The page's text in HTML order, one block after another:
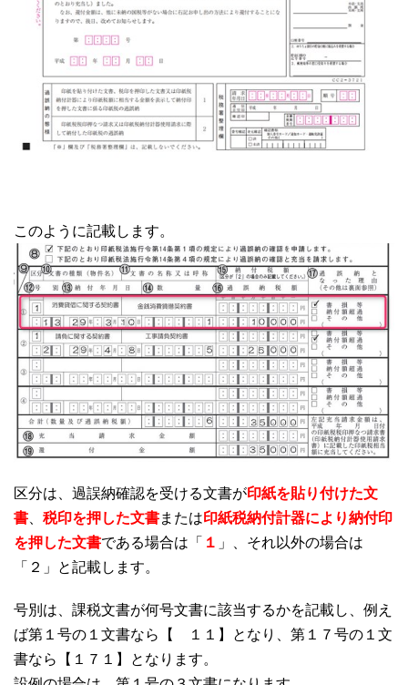
このように記載します。
区分は、過誤納確認を受ける文書が印紙を貼り付けた文
書
税印を押した文書または印紙税納付計器により納付印
を押した文書である場合は「 １ 」、それ以外の場合は
「２」と記載します。
号別は、課税文書が何号文書に該当するかを記載し、例え
ば第１号の１文書なら【 １１】となり、第１７号の１文
書なら【１７１】となります。